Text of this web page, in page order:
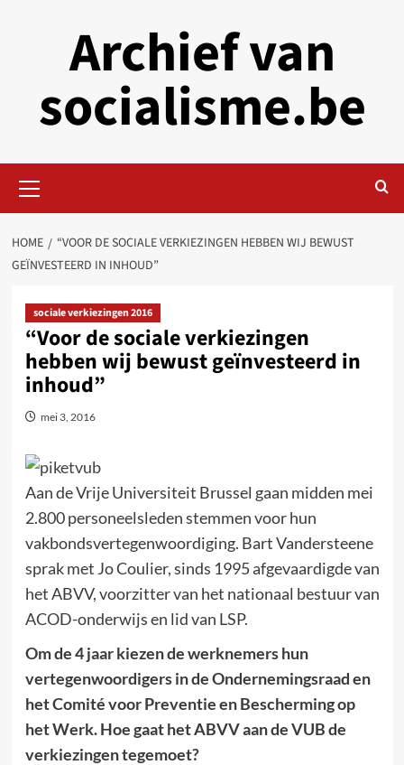
Archief van
socialisme.be
Menu
HOME
“VOOR DE SOCIALE VERKIEZINGEN HEBBEN WIJ BEWUST
GEÏNVESTEERD IN INHOUD”
sociale verkiezingen 2016
“Voor de sociale verkiezingen
hebben wij bewust geïnvesteerd in
inhoud”
mei 3, 2016
Aan de Vrije Universiteit Brussel gaan midden mei
2.800 personeelsleden stemmen voor hun
vakbondsvertegenwoordiging. Bart Vandersteene
sprak met Jo Coulier, sinds 1995 afgevaardigde van
het ABVV, voorzitter van het nationaal bestuur van
ACOD-onderwijs en lid van LSP.
Om de 4 jaar kiezen de werknemers hun
vertegenwoordigers in de Ondernemingsraad en
het Comité voor Preventie en Bescherming op
het Werk. Hoe gaat het ABVV aan de VUB de
verkiezingen tegemoet?